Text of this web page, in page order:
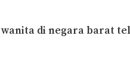
wanita di negara barat